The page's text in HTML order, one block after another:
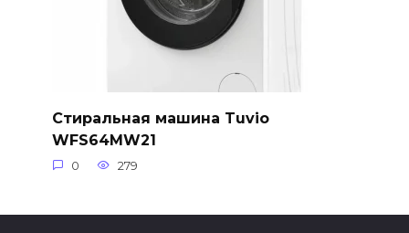
Стиральная машина Tuvio
WFS64MW21
0 279